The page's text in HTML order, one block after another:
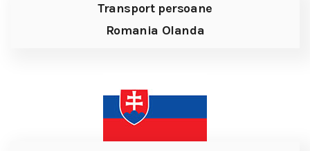
Transport persoane
Romania Olanda